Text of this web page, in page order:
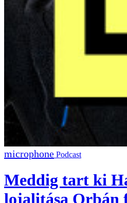
Podcast
Meddig tart ki
lojalitása Orbán